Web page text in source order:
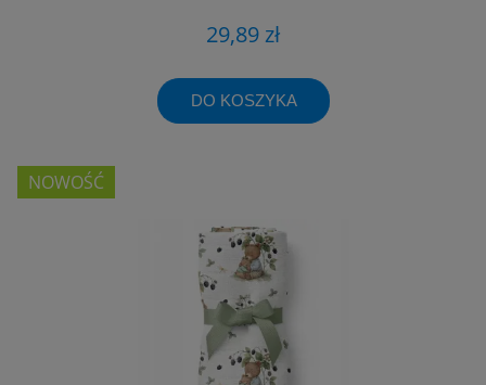
29,89 zł
DO KOSZYKA
NOWOŚĆ